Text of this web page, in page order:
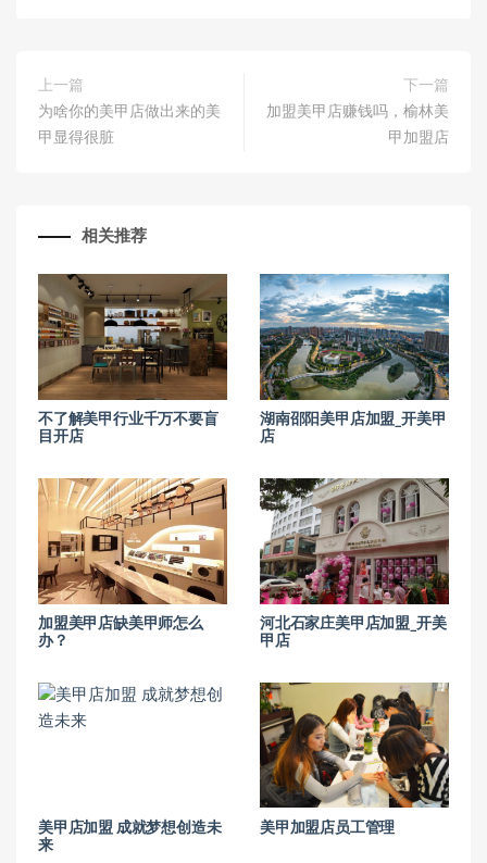
上一篇
为啥你的美甲店做出来的美
甲显得很脏
下一篇
加盟美甲店赚钱吗，榆林美
甲加盟店
相关推荐
不了解美甲行业千万不要盲
目开店
湖南邵阳美甲店加盟_开美甲
店
加盟美甲店缺美甲师怎么
办？
河北石家庄美甲店加盟_开美
甲店
美甲店加盟 成就梦想创造未
来
美甲加盟店员工管理